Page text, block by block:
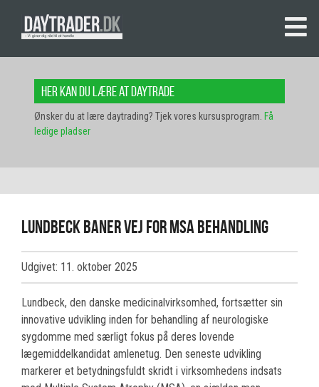
Her kan du lære at daytrade
Ønsker du at lære daytrading? Tjek vores kursusprogram. Få
ledige pladser
Lundbeck Baner Vej For MSA Behandling
Udgivet: 11. oktober 2025
Lundbeck, den danske medicinalvirksomhed, fortsætter sin
innovative udvikling inden for behandling af neurologiske
sygdomme med særligt fokus på deres lovende
lægemiddelkandidat amlenetug. Den seneste udvikling
markerer et betydningsfuldt skridt i virksomhedens indsats